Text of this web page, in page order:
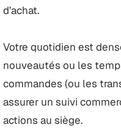
d’achat.
Votre quotidien est
nouveautés ou les
commandes (ou les
assurer un suivi
actions au siège.